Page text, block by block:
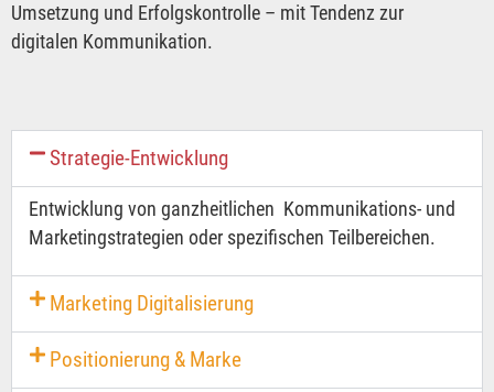
Umsetzung und Erfolgskontrolle – mit Tendenz zur
digitalen Kommunikation.
Strategie-Entwicklung​
Entwicklung von ganzheitlichen Kommunikations- und
Marketingstrategien oder spezifischen Teilbereichen.
Marketing Digitalisierung
Positionierung & Marke